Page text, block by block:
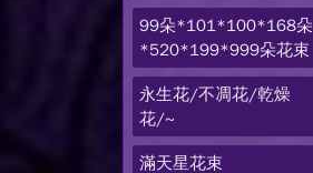
99朵*101*100*168朵
*520*199*999朵花束
永生花/不凋花/乾燥
花/~
滿天星花束